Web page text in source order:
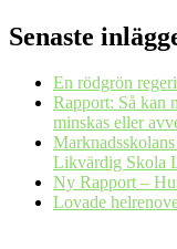
Senaste
En rödgrön
Rapport: Så kan
minskas eller
Likvärdig Skola
Ny Rapport –
Lovade